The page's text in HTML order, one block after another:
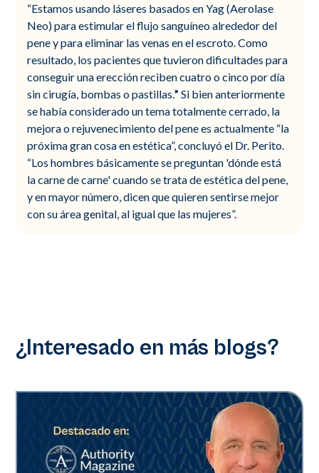
“Estamos usando láseres basados en Yag (Aerolase
Neo) para estimular el flujo sanguíneo alrededor del
pene y para eliminar las venas en el escroto. Como
resultado, los pacientes que tuvieron dificultades para
conseguir una erección reciben cuatro o cinco por día
sin cirugía, bombas o pastillas.”Si bien anteriormente
se había considerado un tema totalmente cerrado, la
mejora o rejuvenecimiento del pene es actualmente “la
próxima gran cosa en estética”, concluyó el Dr. Perito.
“Los hombres básicamente se preguntan 'dónde está
la carne de carne' cuando se trata de estética del pene,
y en mayor número, dicen que quieren sentirse mejor
con su área genital, al igual que las mujeres”.
¿Interesado en más blogs?